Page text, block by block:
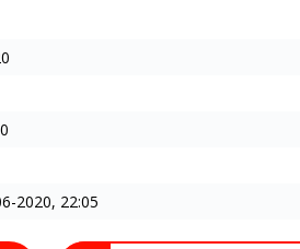
2020, 22:05